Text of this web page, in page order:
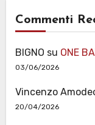
Commenti
BIGNO su ONE
03/06/2026
Vincenzo
20/04/2026